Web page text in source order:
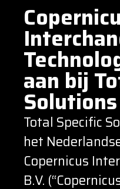
aan bij
Solutions
Total Specific
het
Copernicus
B.V.